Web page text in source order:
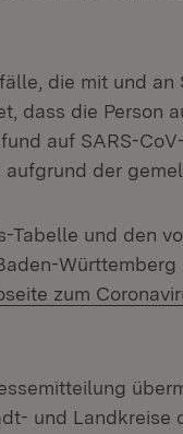
die mit und an
dass die Person
auf SARS-
der
Tabelle und den
zum
und